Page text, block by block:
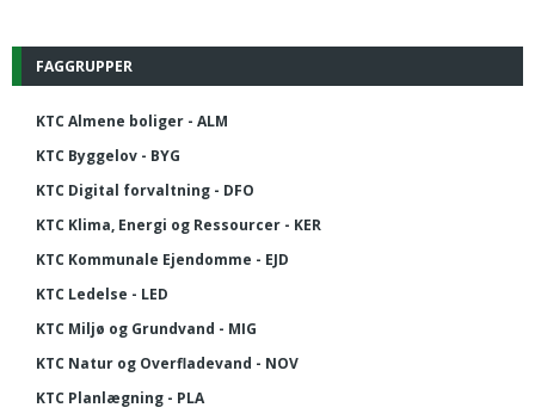
FAGGRUPPER
KTC Almene boliger - ALM
KTC Byggelov - BYG
KTC Digital forvaltning - DFO
KTC Klima, Energi og Ressourcer - KER
KTC Kommunale Ejendomme - EJD
KTC Ledelse - LED
KTC Miljø og Grundvand - MIG
KTC Natur og Overfladevand - NOV
KTC Planlægning - PLA